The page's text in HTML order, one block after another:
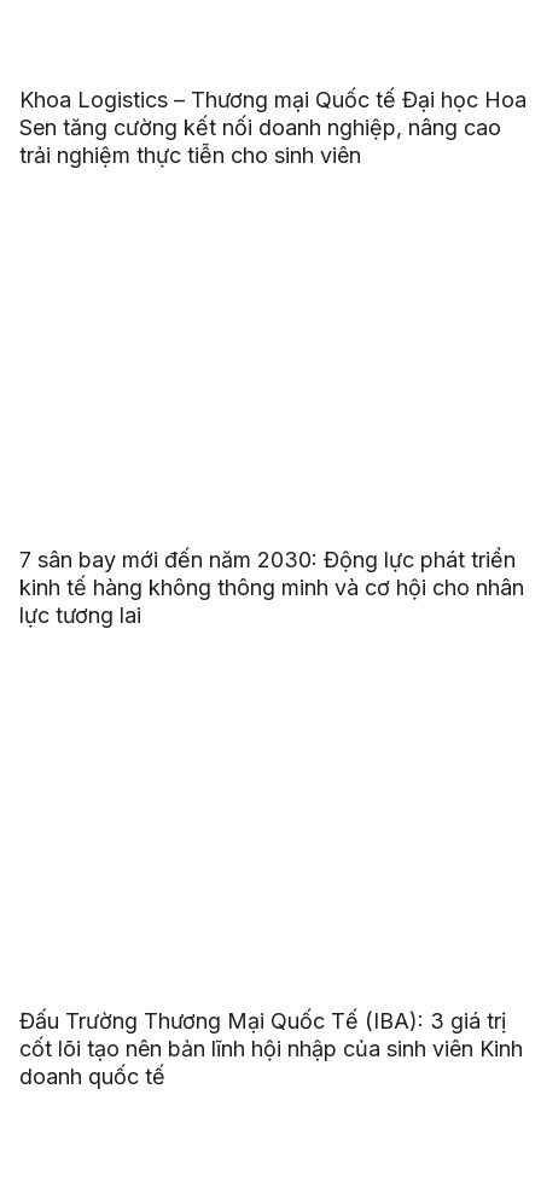
Khoa Logistics – Thương mại Quốc tế Đại học Hoa
Sen tăng cường kết nối doanh nghiệp, nâng cao
trải nghiệm thực tiễn cho sinh viên
7 sân bay mới đến năm 2030: Động lực phát triển
kinh tế hàng không thông minh và cơ hội cho nhân
lực tương lai
Đấu Trường Thương Mại Quốc Tế (IBA): 3 giá trị
cốt lõi tạo nên bản lĩnh hội nhập của sinh viên Kinh
doanh quốc tế